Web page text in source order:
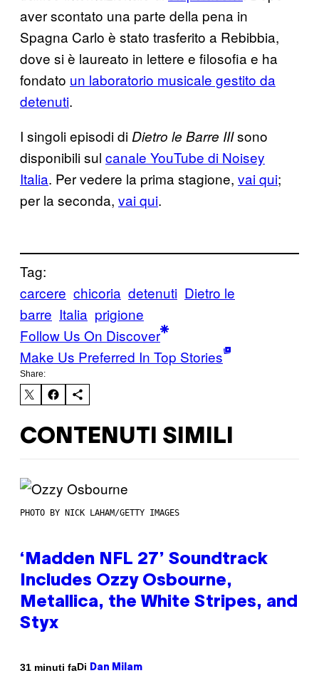
aver scontato una parte della pena in
Spagna Carlo è stato trasferito a Rebibbia,
dove si è laureato in lettere e filosofia e ha
fondato un laboratorio musicale gestito da
detenuti.
I singoli episodi di Dietro le Barre IIIsono
disponibili sul canale YouTube di Noisey
Italia. Per vedere la prima stagione, vai qui;
per la seconda, vai qui.
Tag:
carcere chicoria detenuti Dietro le
barre Italia prigione
Follow Us On Discover
Make Us Preferred In Top Stories
Share:
CONTENUTI SIMILI
PHOTO BY NICK LAHAM/GETTY IMAGES
‘Madden NFL 27’ Soundtrack
Includes Ozzy Osbourne,
Metallica, the White Stripes, and
Styx
31 minuti faDi Dan Milam